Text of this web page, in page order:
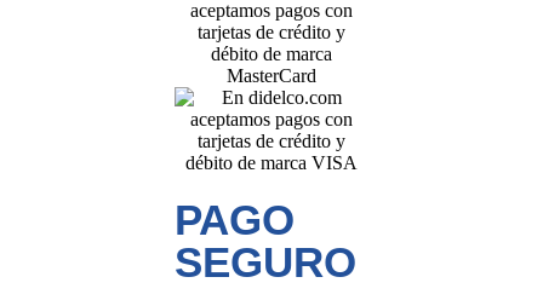
PAGO
SEGURO